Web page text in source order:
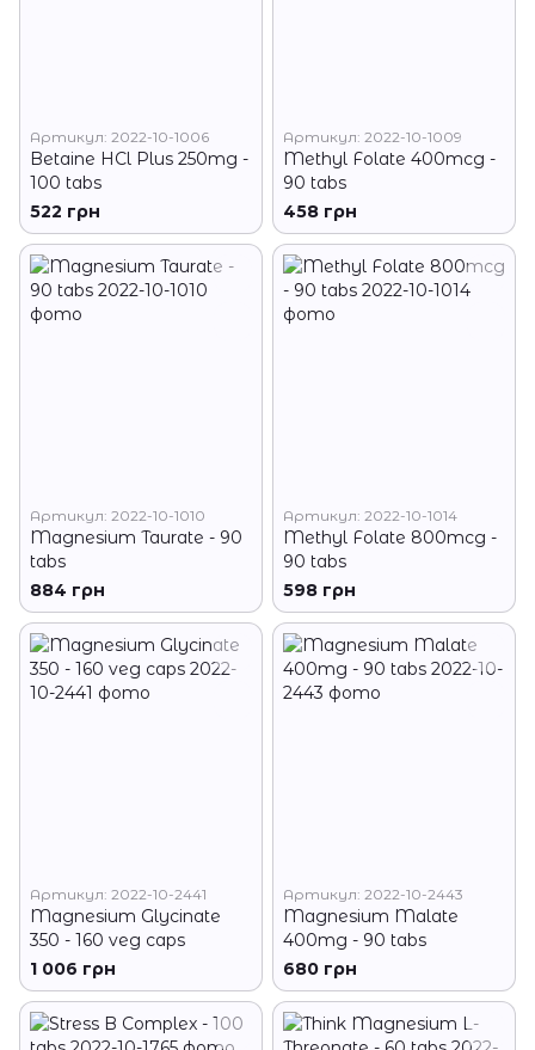
Артикул: 2022-10-1006
Betaine HCl Plus 250mg -
100 tabs
522 грн
Артикул: 2022-10-1009
Methyl Folate 400mcg -
90 tabs
458 грн
Артикул: 2022-10-1010
Magnesium Taurate - 90
tabs
884 грн
Артикул: 2022-10-1014
Methyl Folate 800mcg -
90 tabs
598 грн
Артикул: 2022-10-2441
Magnesium Glycinate
350 - 160 veg caps
1 006 грн
Артикул: 2022-10-2443
Magnesium Malate
400mg - 90 tabs
680 грн